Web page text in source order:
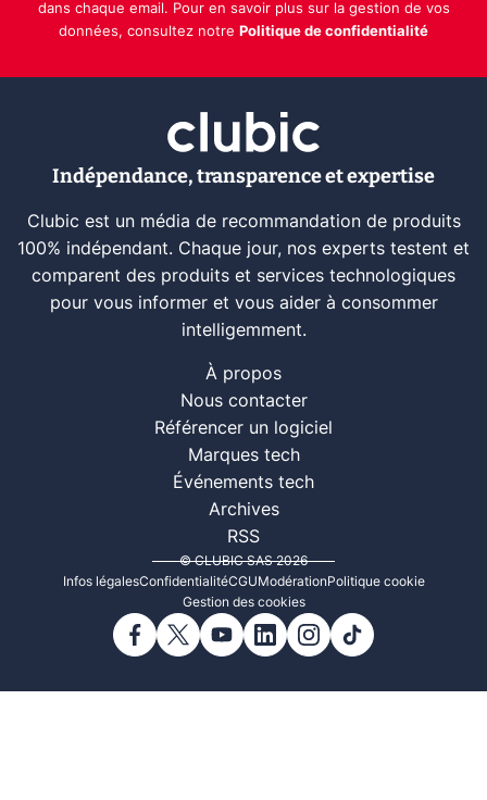
dans chaque email. Pour en savoir plus sur la gestion de vos
données, consultez notre Politique de confidentialité
Indépendance, transparence et expertise
Clubic est un média de recommandation de produits
100% indépendant. Chaque jour, nos experts testent et
comparent des produits et services technologiques
pour vous informer et vous aider à consommer
intelligemment.
À propos
Nous contacter
Référencer un logiciel
Marques tech
Événements tech
Archives
RSS
© CLUBIC SAS 2026
Infos légalesConfidentialitéCGUModérationPolitique cookie
Gestion des cookies